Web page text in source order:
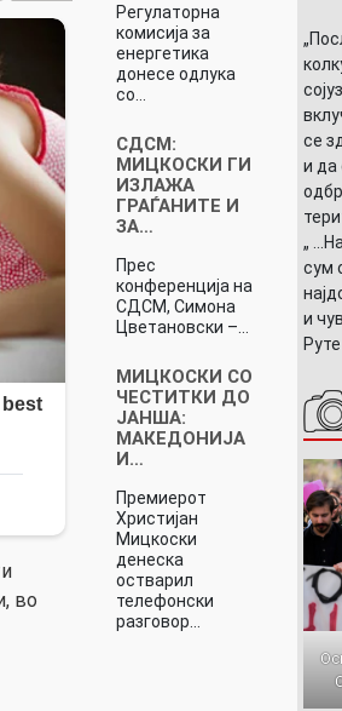
во
Регулаторна
комисија за
енергетика
донесе одлука
со…
СДСМ:
МИЦКОСКИ ГИ
ИЗЛАЖА
ГРАЃАНИТЕ И
ЗА…
Прес
конференција на
СДСМ, Симона
Цветановски –…
МИЦКОСКИ СО
ЧЕСТИТКИ ДО
ЈАНША:
МАКЕДОНИЈА
И…
Премиерот
Христијан
Мицкоски
денеска
остварил
телефонски
разговор…
се
и да
„
сум
и